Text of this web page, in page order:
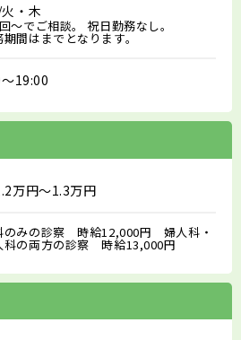
・木
～でご相談。 祝日勤務なし。
間はまでとなります。
19:00
万円～1.3万円
のみの診察 時給12,000円 婦人科・
科の両方の診察 時給13,000円